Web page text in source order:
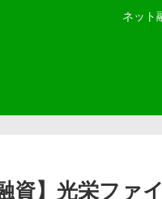
ネット
融資】光栄ファ